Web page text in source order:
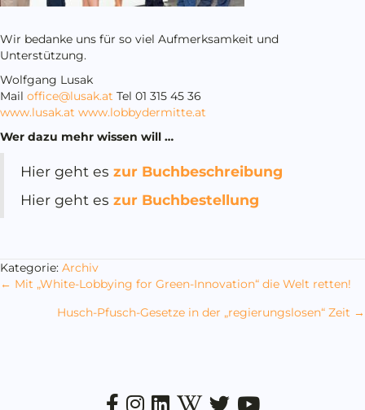
Wir bedanke uns für so viel Aufmerksamkeit und
Unterstützung.
Wolfgang Lusak
Mail office@lusak.at Tel 01 315 45 36
www.lusak.at www.lobbydermitte.at
Wer dazu mehr wissen will …
Hier geht es zur Buchbeschreibung
Hier geht es zur Buchbestellung
Kategorie: Archiv
Posts
navigation
← Mit „White-Lobbying for Green-Innovation“ die Welt retten!
Husch-Pfusch-Gesetze in der „regierungslosen“ Zeit →